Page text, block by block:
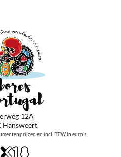
12A
Hansweert
en incl. BTW in euro’s